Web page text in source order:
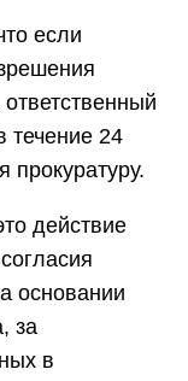
если
течение 24
прокуратуру.
действие
основании
за
в